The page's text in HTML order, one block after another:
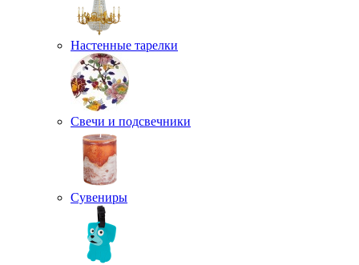
Настенные тарелки
Свечи и подсвечники
Сувениры